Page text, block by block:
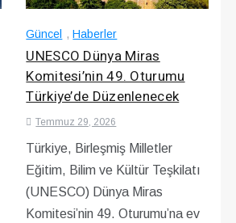
Güncel ,Haberler
UNESCO Dünya Miras
Komitesi’nin 49. Oturumu
Türkiye’de Düzenlenecek
Temmuz 29, 2026
Türkiye, Birleşmiş Milletler
Eğitim, Bilim ve Kültür Teşkilatı
(UNESCO) Dünya Miras
Komitesi’nin 49. Oturumu’na ev